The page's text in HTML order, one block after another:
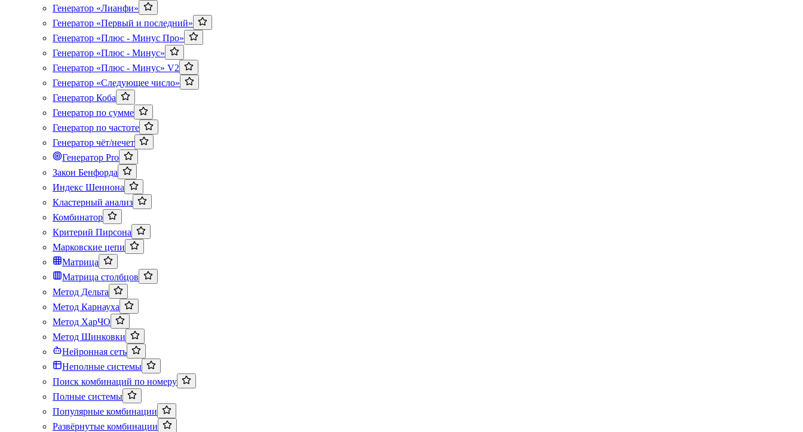
Генератор «Лианфи»
Генератор «Первый и последний»
Генератор «Плюс - Минус Про»
Генератор «Плюс - Минус»
Генератор «Плюс - Минус» V2
Генератор «Следующее число»
Генератор Коба
Генератор по сумме
Генератор по частоте
Генератор чёт/нечет
Генератор Pro
Закон Бенфорда
Индекс Шеннона
Кластерный анализ
Комбинатор
Критерий Пирсона
Марковские цепи
Матрица
Матрица столбцов
Метод Дельта
Метод Карнауха
Метод ХарЧО
Метод Шинковки
Нейронная сеть
Неполные системы
Поиск комбинаций по номеру
Полные системы
Популярные комбинации
Развёрнутые комбинации